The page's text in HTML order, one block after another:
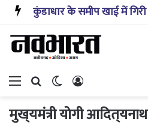
Menu Search forSwitch skin
मुख्­यमंत्री योगी आदित्­यनाथ